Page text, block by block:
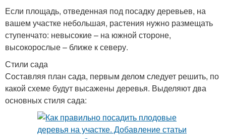
Если площадь, отведенная под посадку деревьев, на
вашем участке небольшая, растения нужно размещать
ступенчато: невысокие – на южной стороне,
высокорослые – ближе к северу.
Стили сада
Составляя план сада, первым делом следует решить, по
какой схеме будут высажены деревья. Выделяют два
основных стиля сада: